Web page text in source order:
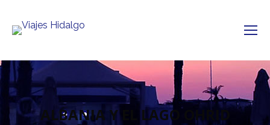
ALBANIA Y EL LAGO OHRID